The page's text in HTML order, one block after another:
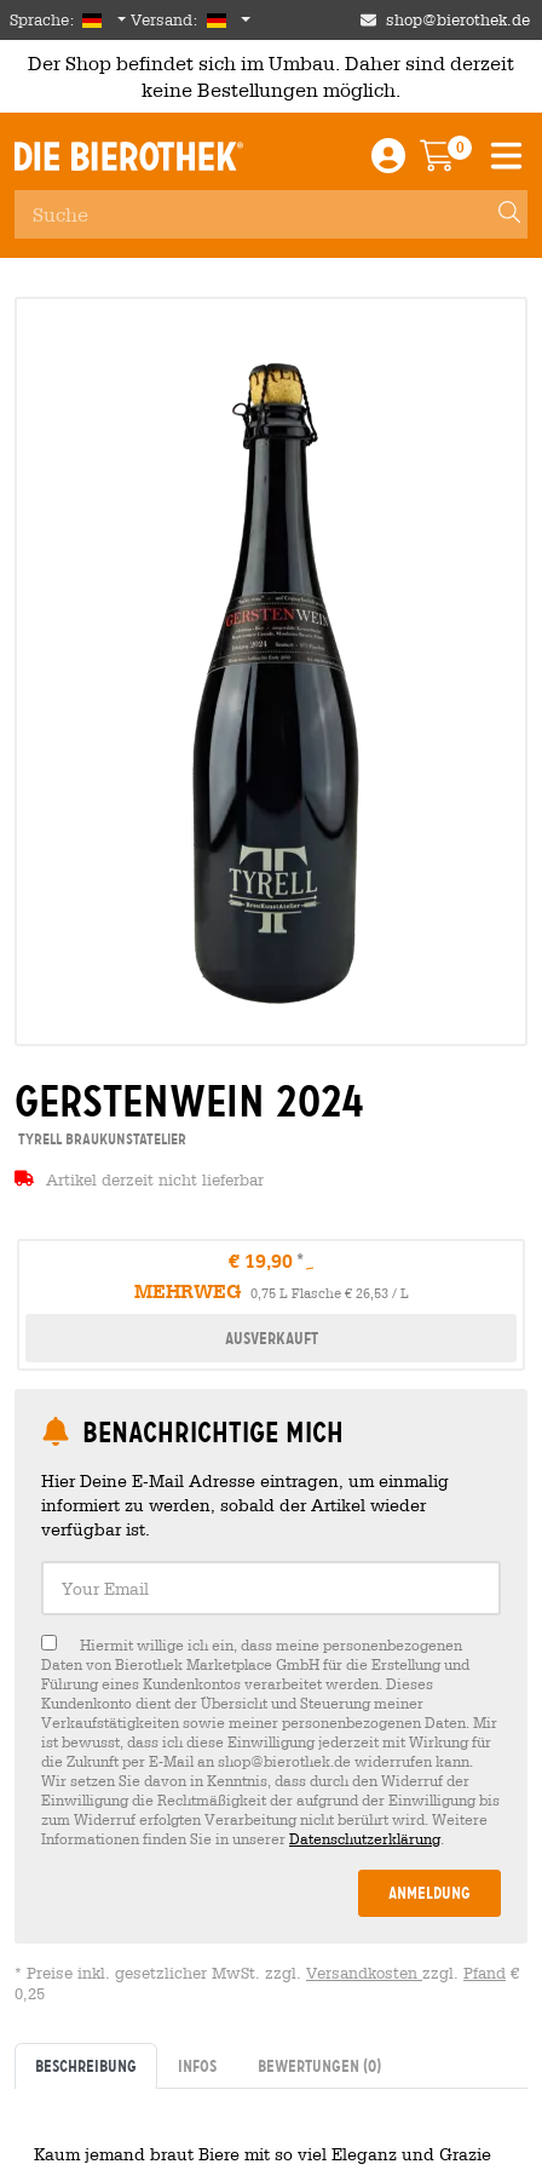
Skip to main content
Sprache: German
Versand: Deutschland shop@bierothek.de
Der Shop befindet sich im Umbau. Daher sind derzeit
keine Bestellungen möglich.
Einloggen /
0
gerstenwein 2024
Tyrell BrauKunstAtelier
Artikel derzeit nicht lieferbar
€ 19,90
MEHRWEG
0,75 L Flasche € 26,53 / L
Ausverkauft
Benachrichtige mich
Hier Deine E-Mail Adresse eintragen, um einmalig
informiert zu werden, sobald der Artikel wieder
verfügbar ist.
Hiermit willige ich ein, dass meine personenbezogenen
Daten von Bierothek Marketplace GmbH für die Erstellung und
Führung eines Kundenkontos verarbeitet werden. Dieses
Kundenkonto dient der Übersicht und Steuerung meiner
Verkaufstätigkeiten sowie meiner personenbezogenen Daten. Mir
ist bewusst, dass ich diese Einwilligung jederzeit mit Wirkung für
die Zukunft per E-Mail an shop@bierothek.de widerrufen kann.
Wir setzen Sie davon in Kenntnis, dass durch den Widerruf der
Einwilligung die Rechtmäßigkeit der aufgrund der Einwilligung bis
zum Widerruf erfolgten Verarbeitung nicht berührt wird. Weitere
Informationen finden Sie in unserer Datenschutzerklärung.
Anmeldung
* Preise inkl. gesetzlicher MwSt. zzgl. Versandkosten zzgl. Pfand €
0,25
Beschreibung Infos Bewertungen (0)
Kaum jemand braut Biere mit so viel Eleganz und Grazie